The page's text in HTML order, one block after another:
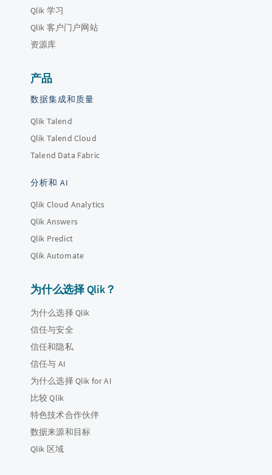
Qlik 学习
Qlik 客户门户网站
资源库
产品
数据集成和质量
Qlik Talend
Qlik Talend Cloud
Talend Data Fabric
分析和 AI
Qlik Cloud Analytics
Qlik Answers
Qlik Predict
Qlik Automate
为什么选择 Qlik？
为什么选择 Qlik
信任与安全
信任和隐私
信任与 AI
为什么选择 Qlik for AI
比较 Qlik
特色技术合作伙伴
数据来源和目标
Qlik 区域